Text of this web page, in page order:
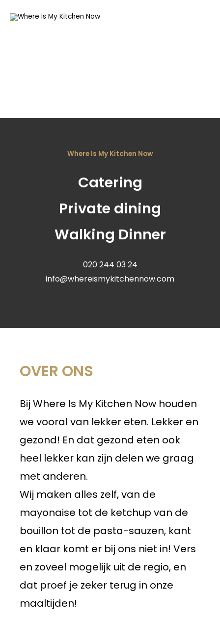
Where Is My Kitchen Now
Catering
Private dining
Walking Dinner
020 244 03 24
info@whereismykitchennow.com
OVER ONS
Bij Where Is My Kitchen Now houden
we vooral van lekker eten. Lekker en
gezond! En dat gezond eten ook
heel lekker kan zijn delen we graag
met anderen.
Wij maken alles zelf, van de
mayonaise tot de ketchup van de
bouillon tot de pasta-sauzen, kant
en klaar komt er bij ons niet in! Vers
en zoveel mogelijk uit de regio, en
dat proef je zeker terug in onze
maaltijden!